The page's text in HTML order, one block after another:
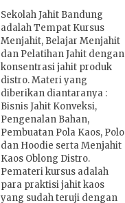
Sekolah Jahit Bandung
adalah Tempat Kursus
Menjahit, Belajar Menjahit
dan Pelatihan Jahit dengan
konsentrasi jahit produk
distro. Materi yang
diberikan diantaranya :
Bisnis Jahit Konveksi,
Pengenalan Bahan,
Pembuatan Pola Kaos, Polo
dan Hoodie serta Menjahit
Kaos Oblong Distro.
Pemateri kursus adalah
para praktisi jahit kaos
yang sudah teruji dengan